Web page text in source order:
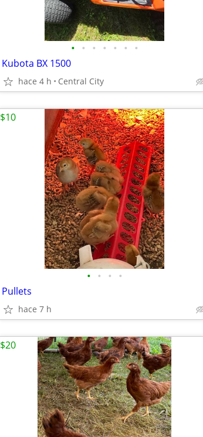
• • • • • • •
Kubota BX 1500
hace 4 h Central City
• • • •
Pullets
hace 7 h
$10
$20